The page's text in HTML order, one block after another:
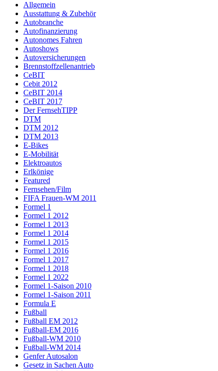
Allgemein
Ausstattung & Zubehör
Autobranche
Autofinanzierung
Autonomes Fahren
Autoshows
Autoversicherungen
Brennstoffzellenantrieb
CeBIT
Cebit 2012
CeBIT 2014
CeBIT 2017
Der FernsehTIPP
DTM
DTM 2012
DTM 2013
E-Bikes
E-Mobilität
Elektroautos
Erlkönige
Featured
Fernsehen/Film
FIFA Frauen-WM 2011
Formel 1
Formel 1 2012
Formel 1 2013
Formel 1 2014
Formel 1 2015
Formel 1 2016
Formel 1 2017
Formel 1 2018
Formel 1 2022
Formel 1-Saison 2010
Formel 1-Saison 2011
Formula E
Fußball
Fußball EM 2012
Fußball-EM 2016
Fußball-WM 2010
Fußball-WM 2014
Genfer Autosalon
Gesetz in Sachen Auto